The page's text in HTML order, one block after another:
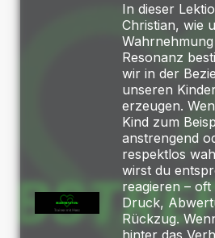
In dieser
Christian, wie
Wahrnehmung
Resonanz
wir in der
unseren
erzeugen.
Kind zum
anstrengend
respektlos
wirst du
reagieren – oft
Druck,
Rückzug.